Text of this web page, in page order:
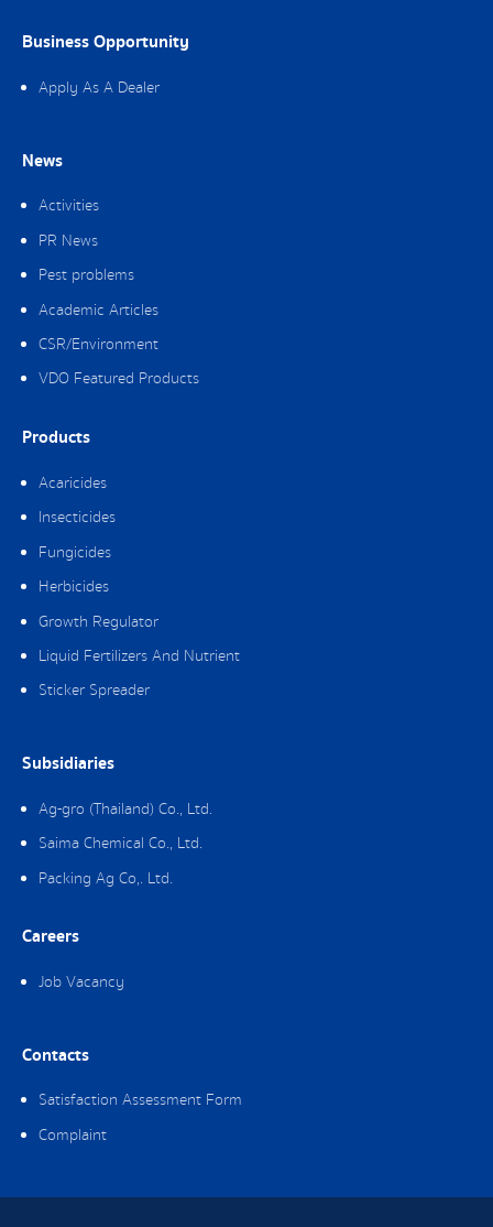
Business Opportunity
Apply As A Dealer
News
Activities
PR News
Pest problems
Academic Articles
CSR/Environment
VDO Featured Products
Products
Acaricides
Insecticides
Fungicides
Herbicides
Growth Regulator
Liquid Fertilizers And Nutrient
Sticker Spreader
Subsidiaries
Ag-gro (Thailand) Co., Ltd.
Saima Chemical Co., Ltd.
Packing Ag Co,. Ltd.
Careers
Job Vacancy
Contacts
Satisfaction Assessment Form
Complaint